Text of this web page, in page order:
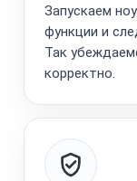
Запускаем
функции и
Так
корректно.